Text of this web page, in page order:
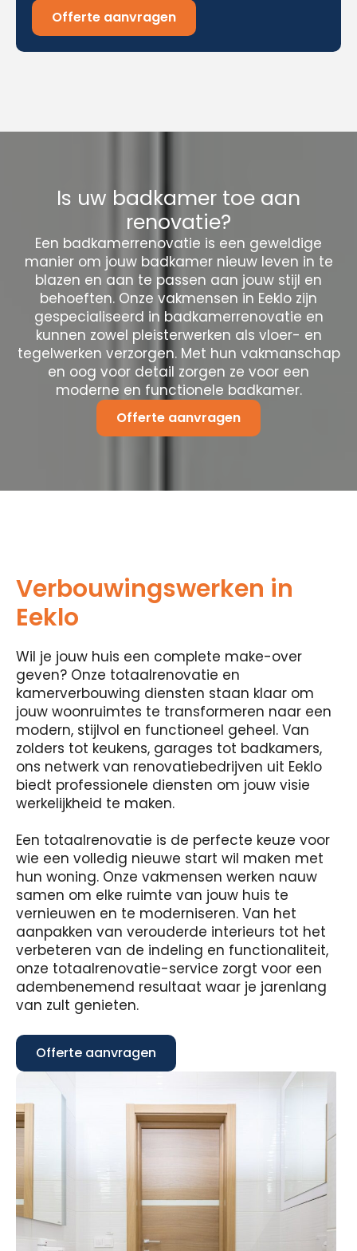
Offerte aanvragen
Is uw badkamer toe aan
renovatie?
Een badkamerrenovatie is een geweldige
manier om jouw badkamer nieuw leven in te
blazen en aan te passen aan jouw stijl en
behoeften. Onze vakmensen in Eeklo zijn
gespecialiseerd in badkamerrenovatie en
kunnen zowel pleisterwerken als vloer- en
tegelwerken verzorgen. Met hun vakmanschap
en oog voor detail zorgen ze voor een
moderne en functionele badkamer.
Offerte aanvragen
Verbouwingswerken in
Eeklo
Wil je jouw huis een complete make-over
geven? Onze totaalrenovatie en
kamerverbouwing diensten staan ​​klaar om
jouw woonruimtes te transformeren naar een
modern, stijlvol en functioneel geheel. Van
zolders tot keukens, garages tot badkamers,
ons netwerk van renovatiebedrijven uit Eeklo
biedt professionele diensten om jouw visie
werkelijkheid te maken.
Een totaalrenovatie is de perfecte keuze voor
wie een volledig nieuwe start wil maken met
hun woning. Onze vakmensen werken nauw
samen om elke ruimte van jouw huis te
vernieuwen en te moderniseren. Van het
aanpakken van verouderde interieurs tot het
verbeteren van de indeling en functionaliteit,
onze totaalrenovatie-service zorgt voor een
adembenemend resultaat waar je jarenlang
van zult genieten.
Offerte aanvragen